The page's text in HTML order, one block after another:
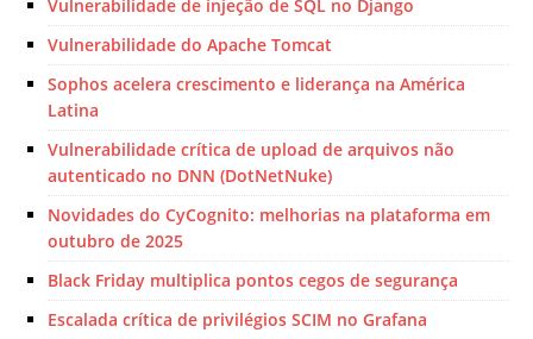
Vulnerabilidade de injeção de SQL no Django
Vulnerabilidade do Apache Tomcat
Sophos acelera crescimento e liderança na América
Latina
Vulnerabilidade crítica de upload de arquivos não
autenticado no DNN (DotNetNuke)
Novidades do CyCognito: melhorias na plataforma em
outubro de 2025
Black Friday multiplica pontos cegos de segurança
Escalada crítica de privilégios SCIM no Grafana